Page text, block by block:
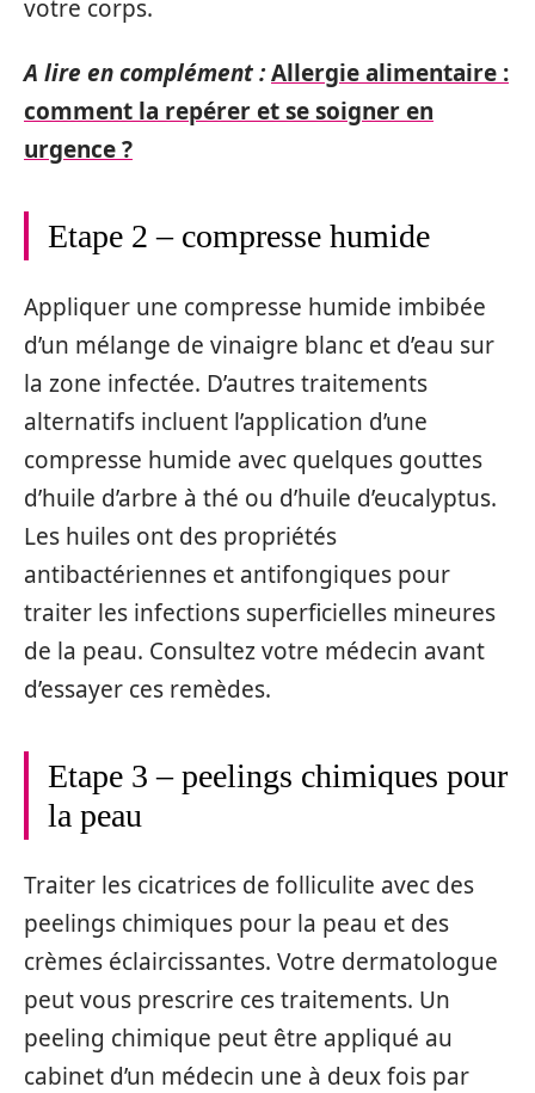
votre corps.
A lire en complément :Allergie alimentaire :
comment la repérer et se soigner en
urgence ?
Etape 2 – compresse humide
Appliquer une compresse humide imbibée
d’un mélange de vinaigre blanc et d’eau sur
la zone infectée. D’autres traitements
alternatifs incluent l’application d’une
compresse humide avec quelques gouttes
d’huile d’arbre à thé ou d’huile d’eucalyptus.
Les huiles ont des propriétés
antibactériennes et antifongiques pour
traiter les infections superficielles mineures
de la peau. Consultez votre médecin avant
d’essayer ces remèdes.
Etape 3 – peelings chimiques pour
la peau
Traiter les cicatrices de folliculite avec des
peelings chimiques pour la peau et des
crèmes éclaircissantes. Votre dermatologue
peut vous prescrire ces traitements. Un
peeling chimique peut être appliqué au
cabinet d’un médecin une à deux fois par